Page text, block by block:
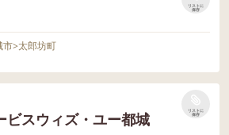
リストに
保存
市>太郎坊町
ビスウィズ・ユー都城
リストに
保存